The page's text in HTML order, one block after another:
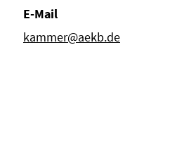
E-Mail
kammer@aekb.de